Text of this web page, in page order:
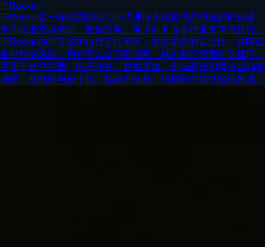
IPRocket
IPRocket是一家领先的住宅IP代理服务商提供高纯度的IP资源，
专为企业市场调研、数据分析、电子商务等多种业务需求设计。
IPRocket的IP资源来自真实住宅IP，提供更高的安全性，并降低
被封禁的风险。用户可以从不同国家、城市和运营商中选择IP，
适用于账号注册、电子商务、数据采集、市场调研和网络营销等
场景，并能够与云手机、指纹浏览器、模拟器等软件轻松集成。